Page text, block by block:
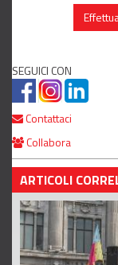
SEGUICI CON
Contattaci
Collabora
ARTICOLI